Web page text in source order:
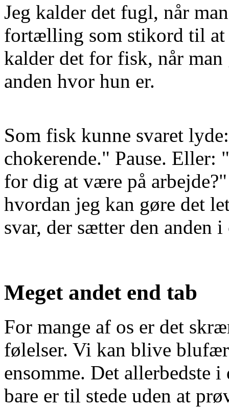
Jeg kalder det fugl, når
fortælling som stikord til at
kalder det for fisk, når
anden hvor hun er.
Som fisk kunne svaret
chokerende." Pause.
for dig at være på
hvordan jeg kan gøre det
svar, der sætter den anden
Meget andet end tab
For mange af os er det
følelser. Vi kan blive
ensomme. Det allerbedste
bare er til stede uden at